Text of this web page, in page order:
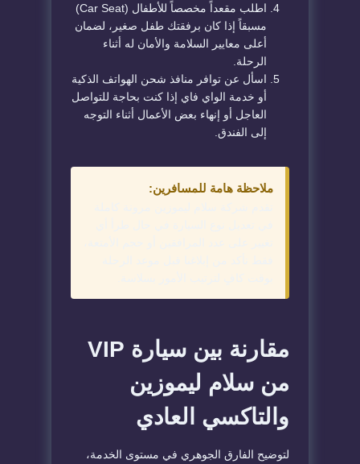
اطلب مقعداً مخصصاً للأطفال (Car Seat)
مسبقاً إذا كان برفقتك طفل صغير، لضمان
أعلى معايير السلامة والأمان له أثناء
الرحلة.
اسأل عن توافر منافذ شحن الهواتف الذكية
أو خدمة الواي فاي إذا كنت بحاجة للتواصل
العاجل أو إنهاء بعض الأعمال أثناء التوجه
إلى الفندق.
ملاحظة هامة للمسافرين:
مقارنة بين سيارة VIP
من سلام ليموزين
والتاكسي العادي
لتوضيح الفارق الجوهري في مستوى الخدمة،